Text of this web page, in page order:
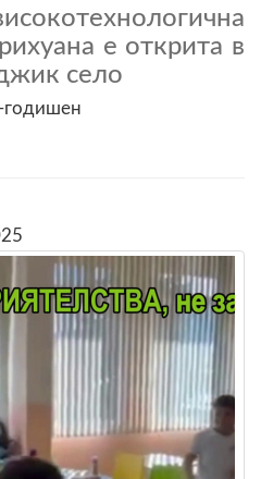
е открита в
село
годишен